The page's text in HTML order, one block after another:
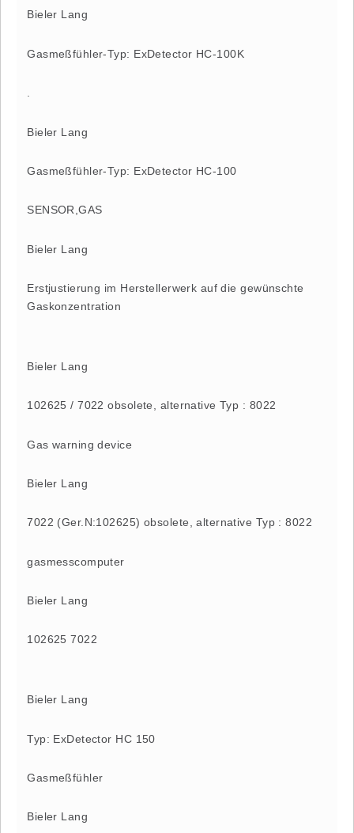
Bieler Lang
Gasmeßfühler-Typ: ExDetector HC-100K
Bieler Lang
Gasmeßfühler-Typ: ExDetector HC-100
SENSOR,GAS
Bieler Lang
Erstjustierung im Herstellerwerk auf die gewünschte
Gaskonzentration
Bieler Lang
102625 / 7022 obsolete, alternative Typ : 8022
Gas warning device
Bieler Lang
7022 (Ger.N:102625) obsolete, alternative Typ : 8022
gasmesscomputer
Bieler Lang
102625 7022
Bieler Lang
Typ: ExDetector HC 150
Gasmeßfühler
Bieler Lang